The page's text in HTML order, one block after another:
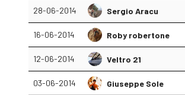
28-06-2014 Sergio Aracu
16-06-2014 Roby robertone
12-06-2014 Veltro 21
03-06-2014 Giuseppe Sole